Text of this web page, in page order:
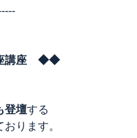
講座 ◆◆
登壇する
ります。